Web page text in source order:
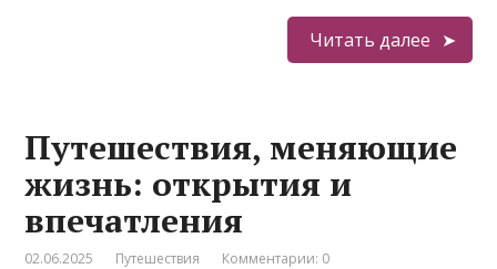
Читать далее
Путешествия, меняющие
жизнь: открытия и
впечатления
02.06.2025 Путешествия Комментарии: 0